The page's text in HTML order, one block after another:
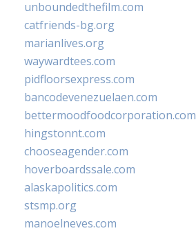
unboundedthefilm.com
catfriends-bg.org
marianlives.org
waywardtees.com
pidfloorsexpress.com
bancodevenezuelaen.com
bettermoodfoodcorporation.com
hingstonnt.com
chooseagender.com
hoverboardssale.com
alaskapolitics.com
stsmp.org
manoelneves.com